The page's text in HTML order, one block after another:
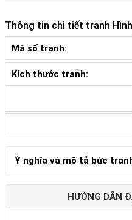
Thông tin chi tiết tranh
Mã số tranh:
Kích thước tranh:
Ý nghĩa và mô tả bức
HƯỚNG DẪN